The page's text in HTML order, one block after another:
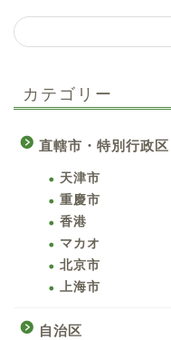
カテゴリー
直轄市・特別行政区
天津市
重慶市
香港
マカオ
北京市
上海市
自治区